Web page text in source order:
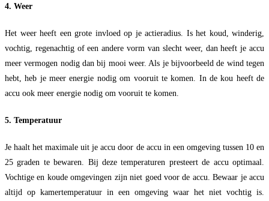
4. Weer
Het weer heeft een grote invloed op je actieradius. Is het koud, winderig,
vochtig, regenachtig of een andere vorm van slecht weer, dan heeft je accu
meer vermogen nodig dan bij mooi weer. Als je bijvoorbeeld de wind tegen
hebt, heb je meer energie nodig om vooruit te komen. In de kou heeft de
accu ook meer energie nodig om vooruit te komen.
5. Temperatuur
Je haalt het maximale uit je accu door de accu in een omgeving tussen 10 en
25 graden te bewaren. Bij deze temperaturen presteert de accu optimaal.
Vochtige en koude omgevingen zijn niet goed voor de accu. Bewaar je accu
altijd op kamertemperatuur in een omgeving waar het niet vochtig is.